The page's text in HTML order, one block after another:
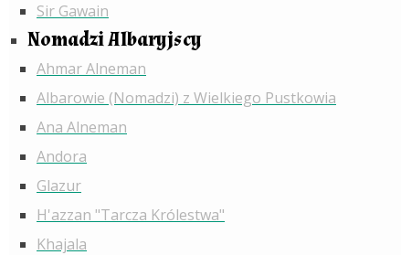
Sir Gawain
Nomadzi Albaryjscy
Ahmar Alneman
Albarowie (Nomadzi) z Wielkiego Pustkowia
Ana Alneman
Andora
Glazur
H'azzan "Tarcza Królestwa"
Khajala